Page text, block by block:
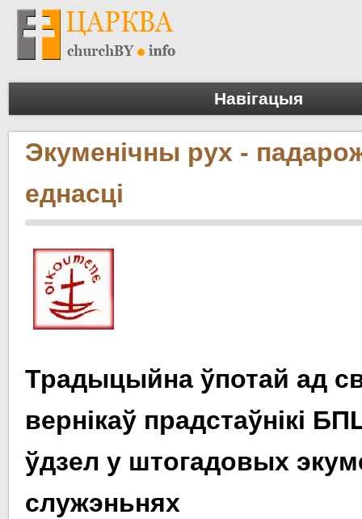
Навігацыя
Экуменічны рух -
еднасці
Традыцыйна ўпотай ад
вернікаў прадстаўнікі
ўдзел у штогадовых
служэньнях